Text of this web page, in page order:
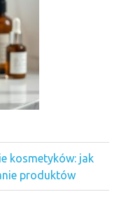
kosmetyków: jak
produktów